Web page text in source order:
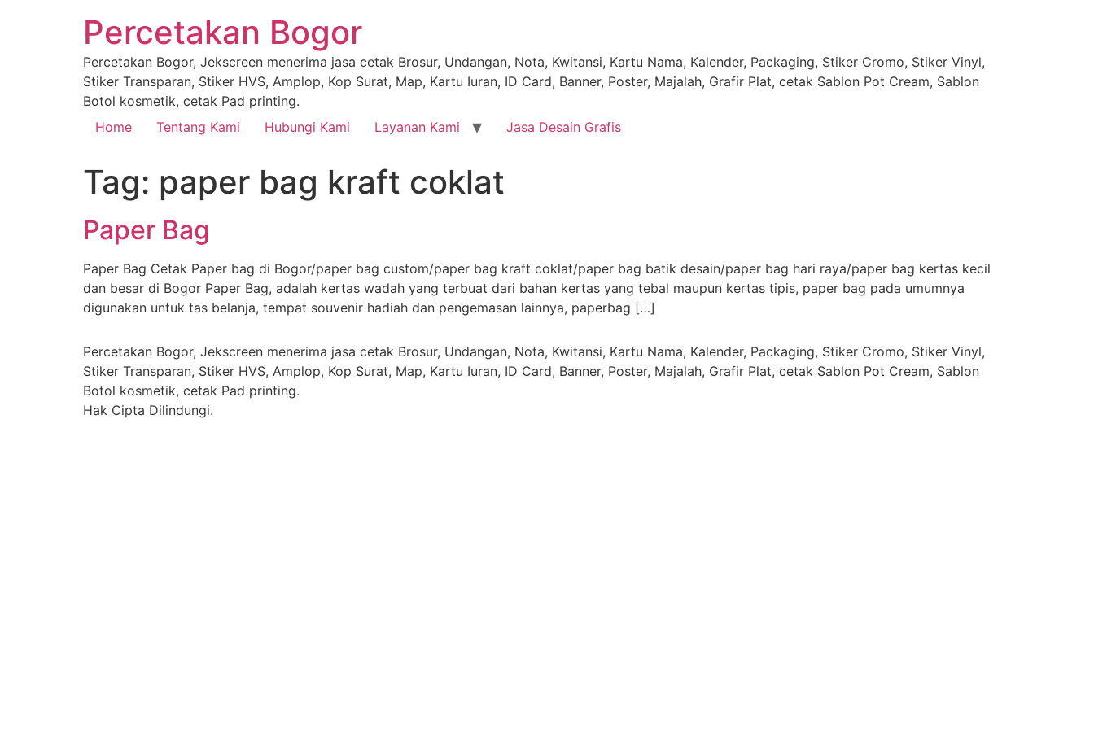
Percetakan Bogor
Percetakan Bogor, Jekscreen menerima jasa cetak Brosur, Undangan, Nota, Kwitansi, Kartu Nama, Kalender, Packaging, Stiker Cromo, Stiker Vinyl,
Stiker Transparan, Stiker HVS, Amplop, Kop Surat, Map, Kartu Iuran, ID Card, Banner, Poster, Majalah, Grafir Plat, cetak Sablon Pot Cream, Sablon
Botol kosmetik, cetak Pad printing.
Home
Tentang Kami Hubungi Kami Layanan Kami Jasa Desain Grafis
Tag: paper bag kraft coklat
Paper Bag
Paper Bag Cetak Paper bag di Bogor/paper bag custom/paper bag kraft coklat/paper bag batik desain/paper bag hari raya/paper bag kertas kecil
dan besar di Bogor Paper Bag, adalah kertas wadah yang terbuat dari bahan kertas yang tebal maupun kertas tipis, paper bag pada umumnya
digunakan untuk tas belanja, tempat souvenir hadiah dan pengemasan lainnya, paperbag […]
Percetakan Bogor, Jekscreen menerima jasa cetak Brosur, Undangan, Nota, Kwitansi, Kartu Nama, Kalender, Packaging, Stiker Cromo, Stiker Vinyl,
Stiker Transparan, Stiker HVS, Amplop, Kop Surat, Map, Kartu Iuran, ID Card, Banner, Poster, Majalah, Grafir Plat, cetak Sablon Pot Cream, Sablon
Botol kosmetik, cetak Pad printing.
Hak Cipta Dilindungi.